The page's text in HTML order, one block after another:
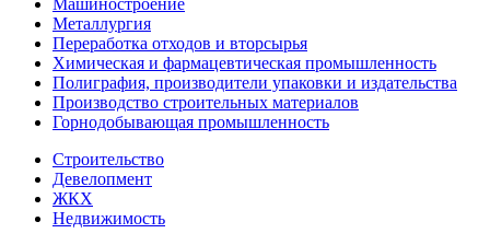
Машиностроение
Металлургия
Переработка отходов и вторсырья
Химическая и фармацевтическая промышленность
Полиграфия, производители упаковки и издательства
Производство строительных материалов
Горнодобывающая промышленность
Строительство
Девелопмент
ЖКХ
Недвижимость